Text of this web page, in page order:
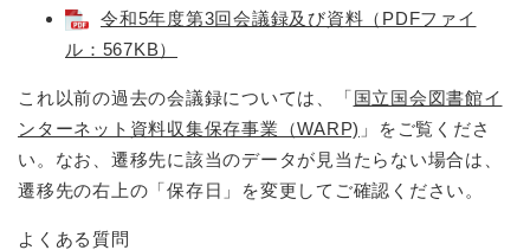
令和5年度第3回会議録及び資料（PDFファイ
ル：567KB）
これ以前の過去の会議録については、「国立国会図書館イ
ンターネット資料収集保存事業（WARP) 」をご覧くださ
い。なお、遷移先に該当のデータが見当たらない場合は、
遷移先の右上の「保存日」を変更してご確認ください。
よくある質問